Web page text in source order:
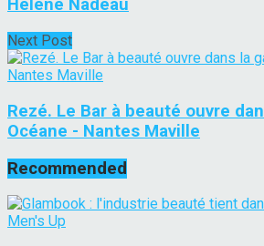
Hélène Nadeau
Next Post
Rezé. Le Bar à beauté ouvre
Océane - Nantes Maville
Recommended